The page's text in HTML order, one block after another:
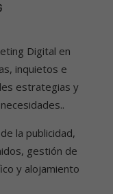
Digital en
inquietos e
estrategias y
la publicidad,
gestión de
y alojamiento